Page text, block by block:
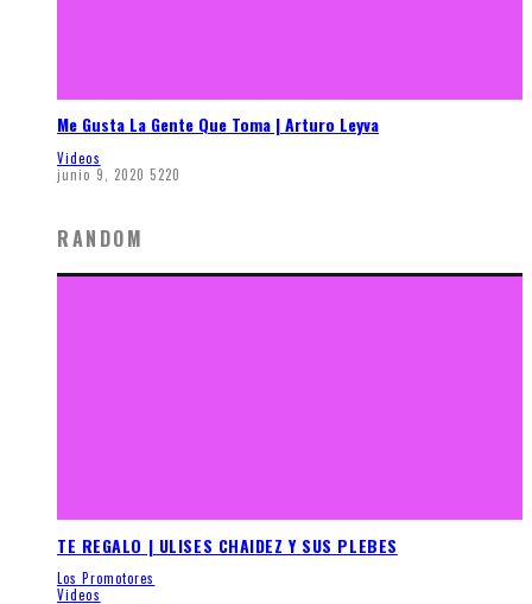
Me Gusta La Gente Que Toma | Arturo Leyva
Videos
junio 9, 2020 5220
RANDOM
TE REGALO | ULISES CHAIDEZ Y SUS PLEBES
Los Promotores
Videos